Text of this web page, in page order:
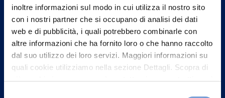
inoltre informazioni sul modo in cui utilizza il nostro sito
con i nostri partner che si occupano di analisi dei dati
web e di pubblicità, i quali potrebbero combinarle con
altre informazioni che ha fornito loro o che hanno raccolto
dal suo utilizzo dei loro servizi. Maggiori informazioni su
quali cookie utilizziamo nella sezione Dettagli. Scopra di
più su chi siamo, come può contattarci e come trattiamo i
Contattaci